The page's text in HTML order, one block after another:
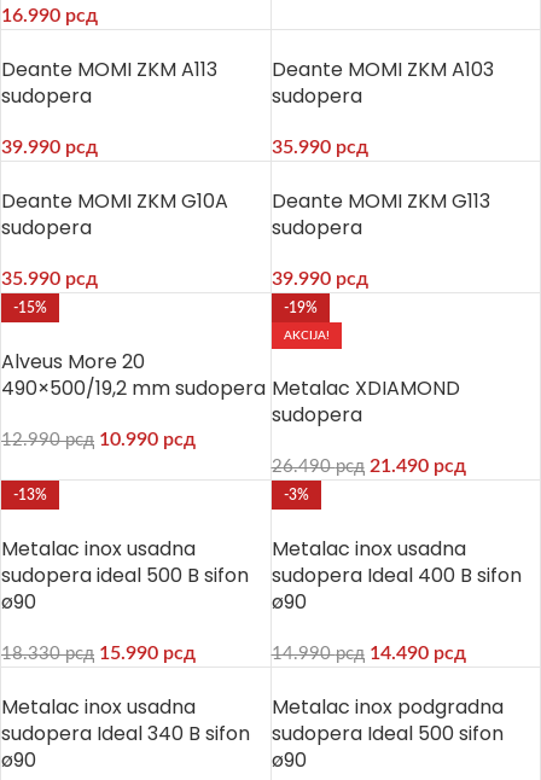
16.990 рсд
Deante MOMI ZKM A113
sudopera
39.990 рсд
Deante MOMI ZKM A103
sudopera
35.990 рсд
Deante MOMI ZKM G10A
sudopera
35.990 рсд
Deante MOMI ZKM G113
sudopera
39.990 рсд
-15%
Alveus More 20
490×500/19,2 mm sudopera
12.990рсд 10.990 рсд
-19%
AKCIJA!
Metalac XDIAMOND
sudopera
26.490рсд 21.490 рсд
-13%
Metalac inox usadna
sudopera ideal 500 B sifon
ø90
18.330рсд 15.990 рсд
-3%
Metalac inox usadna
sudopera Ideal 400 B sifon
ø90
14.990рсд 14.490 рсд
Metalac inox usadna
sudopera Ideal 340 B sifon
ø90
Metalac inox podgradna
sudopera Ideal 500 sifon
ø90